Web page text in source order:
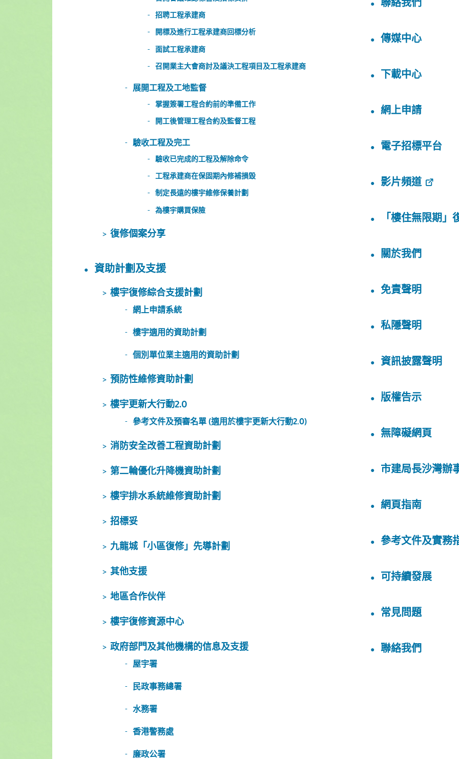
招聘工程承建商
開標及進行工程承建商回標分析
面試工程承建商
召開業主大會商討及議決工程項目及工程承建商
展開工程及工地監督
掌握簽署工程合約前的準備工作
開工後管理工程合約及監督工程
驗收工程及完工
驗收已完成的工程及解除命令
工程承建商在保固期內修補損毀
制定長遠的樓宇維修保養計劃
為樓宇購買保險
復修個案分享
資助計劃及支援
樓宇復修綜合支援計劃
網上申請系統
樓宇適用的資助計劃
個別單位業主適用的資助計劃
預防性維修資助計劃
樓宇更新大行動2.0
參考文件及預審名單 (適用於樓宇更新大行動2.0)
消防安全改善工程資助計劃
第二輪優化升降機資助計劃
樓宇排水系統維修資助計劃
招標妥
九龍城「小區復修」先導計劃
其他支援
地區合作伙伴
樓宇復修資源中心
政府部門及其他機構的信息及支援
屋宇署
民政事務總署
水務署
香港警務處
廉政公署
聯絡我們
傳媒中心
下載中心
網上申請
電子招標平台
影片頻道
「樓住無限期
關於我們
免責聲明
私隱聲明
資訊披露聲明
版權告示
無障礙網頁
市建局長沙灣辦
網頁指南
參考文件及實務
可持續發展
常見問題
聯絡我們